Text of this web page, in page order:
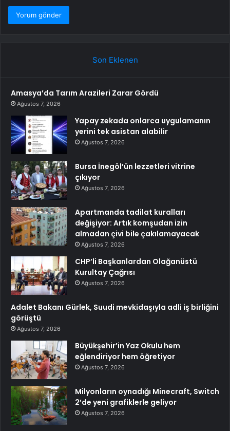
Son Eklenen
Amasya’da Tarım Arazileri Zarar Gördü
Ağustos 7, 2026
Yapay zekada onlarca uygulamanın
yerini tek asistan alabilir
Ağustos 7, 2026
Bursa İnegöl’ün lezzetleri vitrine
çıkıyor
Ağustos 7, 2026
Apartmanda tadilat kuralları
değişiyor: Artık komşudan izin
almadan çivi bile çakılamayacak
Ağustos 7, 2026
CHP’li Başkanlardan Olağanüstü
Kurultay Çağrısı
Ağustos 7, 2026
Adalet Bakanı Gürlek, Suudi mevkidaşıyla adli iş birliğini
görüştü
Ağustos 7, 2026
Büyükşehir’in Yaz Okulu hem
eğlendiriyor hem öğretiyor
Ağustos 7, 2026
Milyonların oynadığı Minecraft, Switch
2’de yeni grafiklerle geliyor
Ağustos 7, 2026